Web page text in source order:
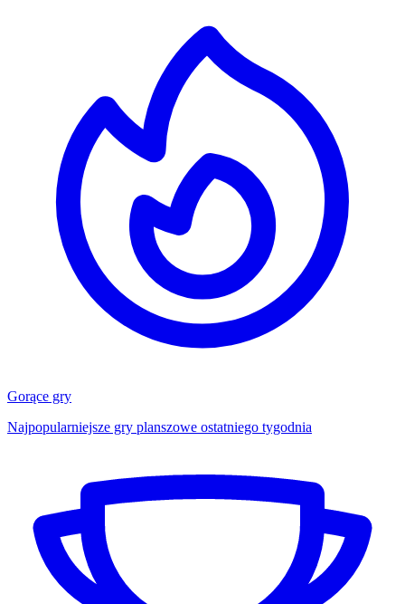
Gorące gry
Najpopularniejsze gry planszowe ostatniego tygodnia